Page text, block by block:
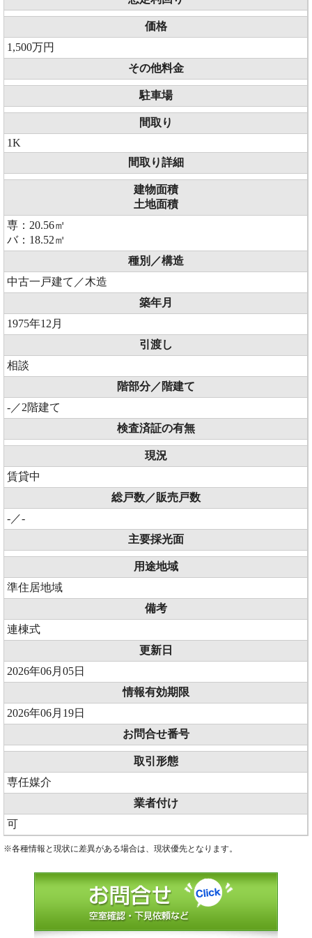
価格
1,500万円
その他料金
駐車場
間取り
1K
間取り詳細
建物面積
土地面積
専：20.56㎡
バ：18.52㎡
種別／構造
中古一戸建て／木造
築年月
1975年12月
引渡し
相談
階部分／階建て
-／2階建て
検査済証の有無
現況
賃貸中
総戸数／販売戸数
-／-
主要採光面
用途地域
準住居地域
備考
連棟式
更新日
2026年06月05日
情報有効期限
2026年06月19日
お問合せ番号
取引形態
専任媒介
業者付け
可
※各種情報と現状に差異がある場合は、現状優先となります。